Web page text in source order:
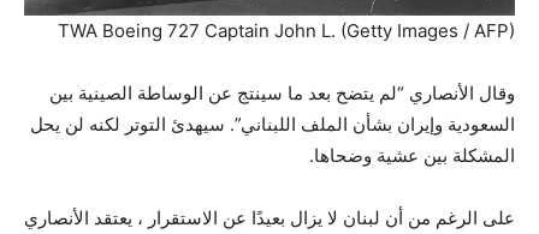
TWA Boeing 727 Captain John L. (Getty Images / AFP)
وقال الأنصاري “لم يتضح بعد ما سينتج عن الوساطة الصينية بين
السعودية وإيران بشأن الملف اللبناني”. سيهدئ التوتر لكنه لن يحل
المشكلة بين عشية وضحاها.
على الرغم من أن لبنان لا يزال بعيدًا عن الاستقرار ، يعتقد الأنصاري